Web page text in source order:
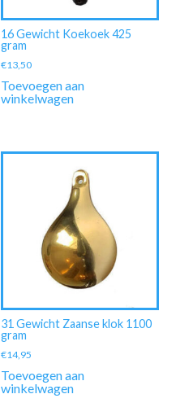
16 Gewicht Koekoek 425
gram
€13,50
Toevoegen aan
winkelwagen
31 Gewicht Zaanse klok 1100
gram
€14,95
Toevoegen aan
winkelwagen